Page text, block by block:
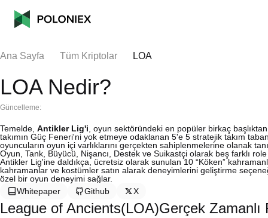
Ana Sayfa Tüm Kriptolar LOA
LOA Nedir?
Güncelleme:
Temelde, Antikler Lig'i , oyun sektöründeki en popüler birkaç
takımın Güç Feneri'ni yok etmeye odaklanan 5'e 5 stratejik takım
oyuncuların oyun içi varlıklarını gerçekten sahiplenmelerine olanak
Oyun, Tank, Büyücü, Nişancı, Destek ve Suikastçi olarak beş farklı
Antikler Lig'ine daldıkça, ücretsiz olarak sunulan 10 “Köken”
kahramanlar ve kostümler satın alarak deneyimlerini geliştirme
özel bir oyun deneyimi sağlar.
Whitepaper
Github X
League of Ancients(LOA)Gerçek Zamanlı